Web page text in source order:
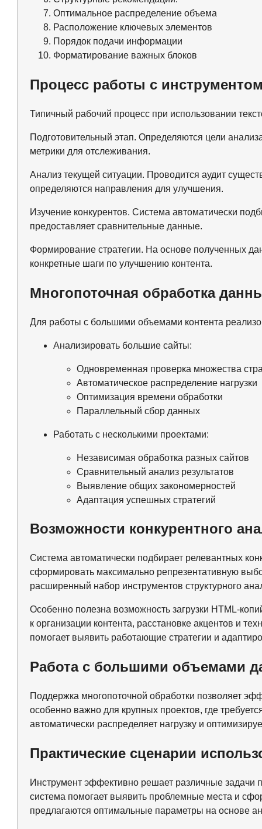
Оптимальное распределение объема
Расположение ключевых элементов
Порядок подачи информации
Форматирование важных блоков
Процесс работы с
Типичный рабочий процесс при использовании
Подготовительный этап. Определяются цели
метрики для отслеживания.
Анализ текущей ситуации. Проводится аудит
определяются направления для улучшения.
Изучение конкурентов. Система автоматически
предоставляет сравнительные данные.
Формирование стратегии. На основе полученных
конкретные шаги по улучшению контента.
Многопоточная обработка
Для работы с большими объемами контента
Анализировать большие сайты:
Одновременная проверка множества
Автоматическое распределение нагрузки
Оптимизация времени обработки
Параллельный сбор данных
Работать с несколькими проектами:
Независимая обработка разных сайтов
Сравнительный анализ результатов
Выявление общих закономерностей
Адаптация успешных стратегий
Возможности конкурентного
Система автоматически подбирает релевантных
сформировать максимально репрезентативную
расширенный набор инструментов структурного
Особенно полезна возможность загрузки HTML-
к организации контента, расстановке акцентов и
помогает выявить работающие стратегии и
Работа с большими объемами
Поддержка многопоточной обработки позволяет
особенно важно для крупных проектов, где
автоматически распределяет нагрузку и
Практические сценарии
Инструмент эффективно решает различные задачи
система помогает выявить проблемные места и
предлагаются оптимальные параметры на основе